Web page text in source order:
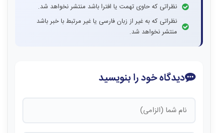
نظراتی که حاوی تهمت یا افترا باشد منتشر نخواهد شد.
نظراتی که به غیر از زبان فارسی یا غیر مرتبط با خبر باشد
منتشر نخواهد شد.
دیدگاه خود را بنویسید